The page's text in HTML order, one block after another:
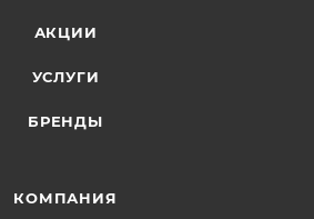
АКЦИИ
УСЛУГИ
БРЕНДЫ
КОМПАНИЯ